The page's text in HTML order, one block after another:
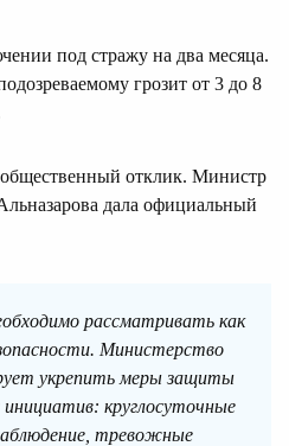
под стражу на два месяца.
грозит от 3 до 8
отклик. Министр
дала официальный
рассматривать как
Министерство
укрепить меры защиты
круглосуточные
тревожные